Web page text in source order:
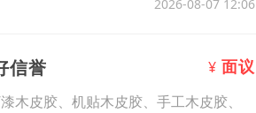
2026-08-07 12:06
信誉 ¥ 面议
木皮胶、机贴木皮胶、手工木皮胶、